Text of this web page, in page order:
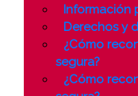
Información
Derechos y
¿Cómo
segura?
¿Cómo